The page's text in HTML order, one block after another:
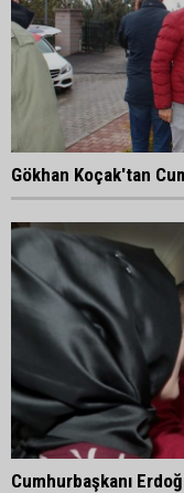
Gökhan Koçak'tan
Cumhurbaşkanı